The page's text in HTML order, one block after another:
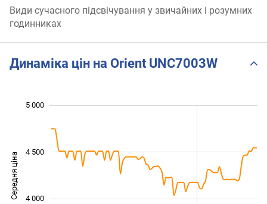
Види сучасного підсвічування у звичайних і розумних
годинниках
Динаміка цін на Orient UNC7003W
Середня ціна 4 000
5 000
4 500